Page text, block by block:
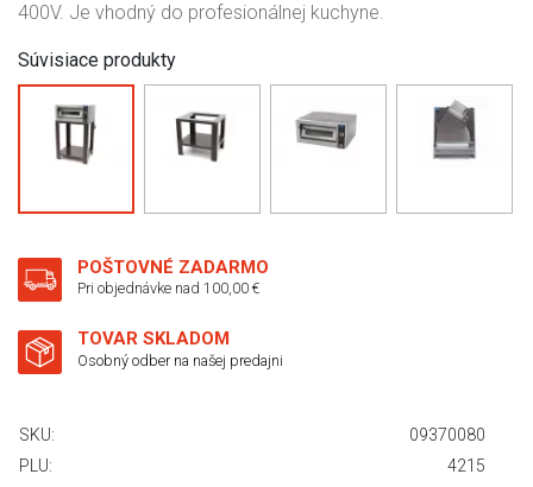
400V. Je vhodný do profesionálnej kuchyne.
Súvisiace produkty
POŠTOVNÉ ZADARMO
Pri objednávke nad 100,00 €
TOVAR SKLADOM
Osobný odber na našej predajni
SKU:
09370080
PLU:
4215